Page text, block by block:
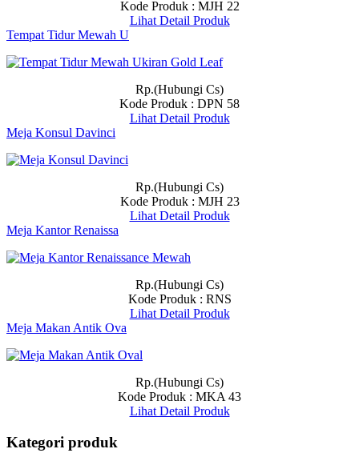
Kode Produk : MJH 22
Lihat Detail Produk
Tempat Tidur Mewah U
Rp.(Hubungi Cs)
Kode Produk : DPN 58
Lihat Detail Produk
Meja Konsul Davinci
Rp.(Hubungi Cs)
Kode Produk : MJH 23
Lihat Detail Produk
Meja Kantor Renaissa
Rp.(Hubungi Cs)
Kode Produk : RNS
Lihat Detail Produk
Meja Makan Antik Ova
Rp.(Hubungi Cs)
Kode Produk : MKA 43
Lihat Detail Produk
Kategori produk